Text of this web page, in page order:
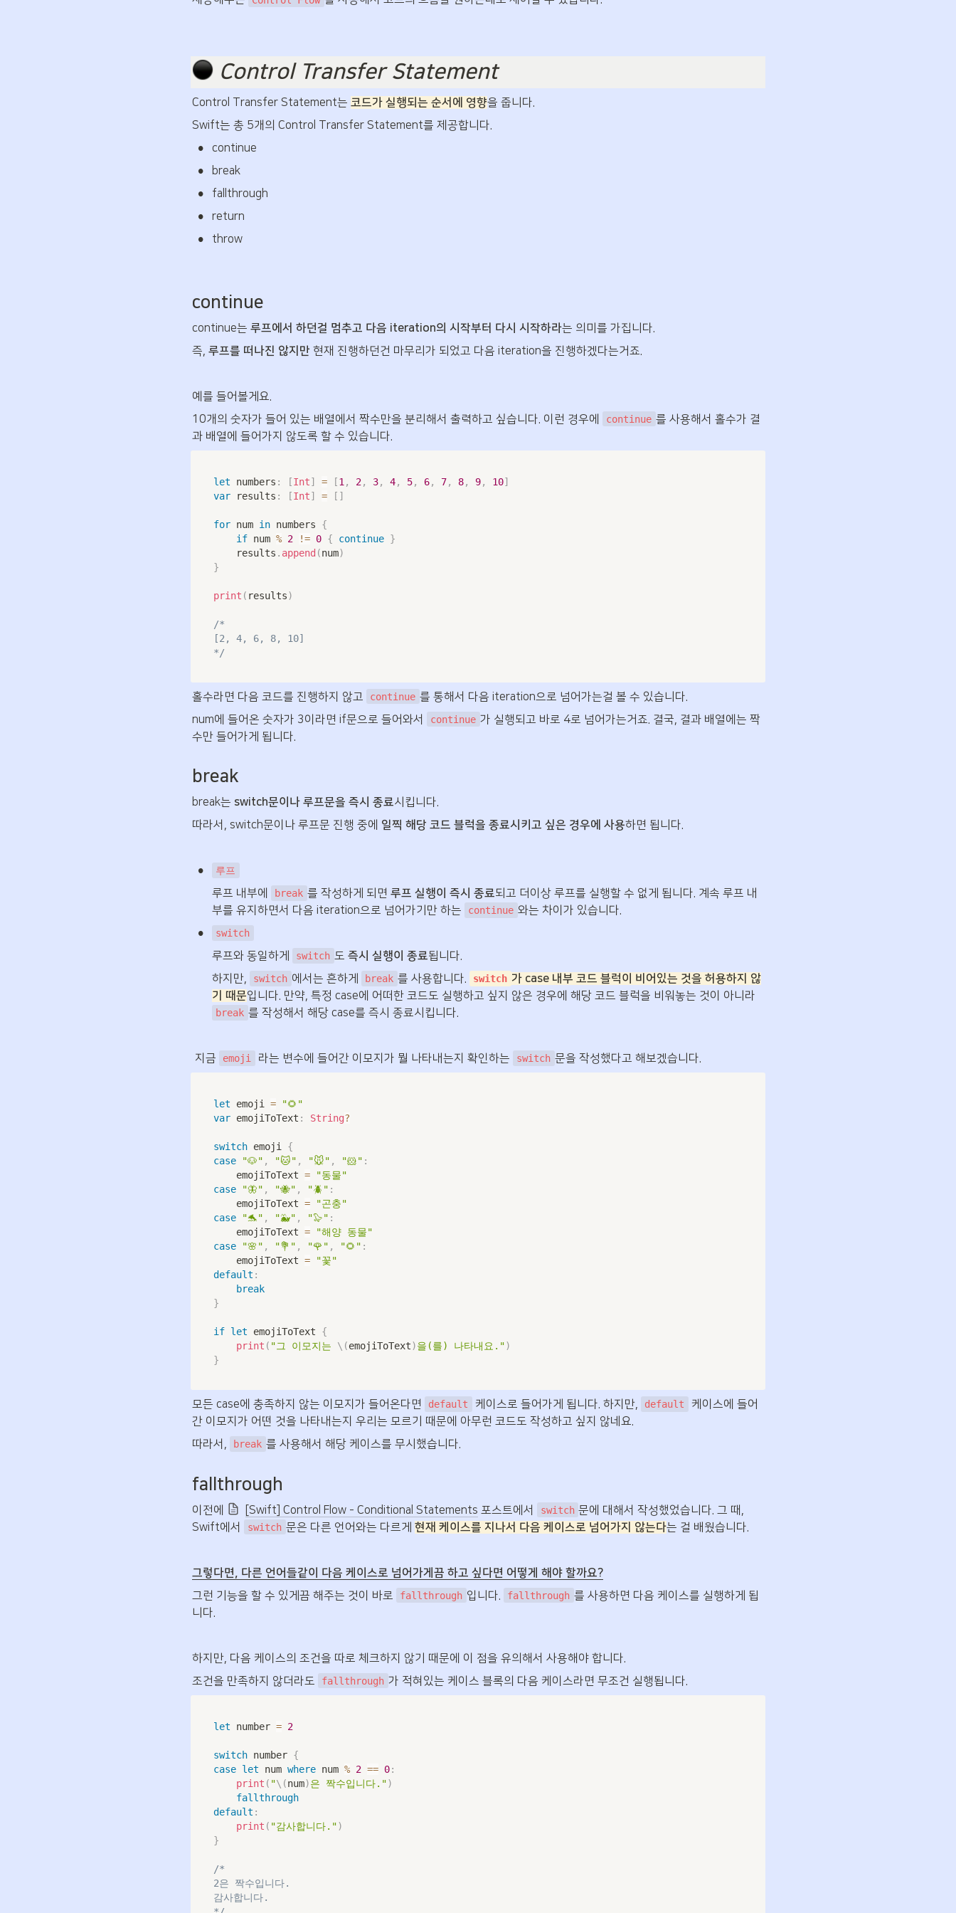
Control Transfer Statement
Control Transfer Statement는 코드가 실행되는 순서에 영향을 줍니다.
Swift는 총 5개의 Control Transfer Statement를 제공합니다.
• continue
• break
• fallthrough
• return
• throw
continue
continue는 루프에서 하던걸 멈추고 다음 iteration의 시작부터 다시 시작하라는 의미를 가집니다.
즉, 루프를 떠나진 않지만 현재 진행하던건 마무리가 되었고 다음 iteration을 진행하겠다는거죠.
예를 들어볼게요.
10개의 숫자가 들어 있는 배열에서 짝수만을 분리해서 출력하고 싶습니다. 이런 경우에
continue 를 사용해서 홀수가 결
과 배열에 들어가지 않도록 할 수 있습니다.
let numbers : [Int] = [1 , 2, 3, 4, 5, 6, 7, 8, 9, 10]
var results : [Int] = [ ]
for num in numbers {
if num % 2 != 0 { continue }
    results
. append (num)
}
print ( results)
/*
[2, 4, 6, 8, 10]
*/
홀수라면 다음 코드를 진행하지 않고 continue 를 통해서 다음 iteration으로 넘어가는걸 볼 수 있습니다.
num에 들어온 숫자가 3이라면 if문으로 들어와서
continue 가 실행되고 바로 4로 넘어가는거죠. 결국, 결과 배열에는 짝
수만 들어가게 됩니다.
break
break는 switch문이나 루프문을 즉시 종료시킵니다.
따라서, switch문이나 루프문 진행 중에 일찍 해당 코드 블럭을 종료시키고 싶은 경우에 사용하면 됩니다.
• 루프
루프 내부에 break 를 작성하게 되면 루프 실행이 즉시 종료되고 더이상 루프를 실행할 수 없게 됩니다. 계속 루프 내
부를 유지하면서 다음 iteration으로 넘어가기만 하는
continue 와는 차이가 있습니다.
• switch
루프와 동일하게 switch 도 즉시 실행이 종료됩니다.
하지만,
switch 에서는 흔하게 break 를 사용합니다. switch 가 case 내부 코드 블럭이 비어있는 것을 허용하지 않
기 때문
break 를 작성해서 해당 case를 즉시 종료시킵니다.
지금 emoji 라는 변수에 들어간 이모지가 뭘 나타내는지 확인하는 switch 문을 작성했다고 해보겠습니다.
let emoji =
"🌻"
var emojiToText : String?
switch emoji {
case
"🐶" , "🐱" , "🐭" , "🐹" :
    emojiToText
=
"동물"
case
"🦋" , "🐝" , "🪲" :
    emojiToText
=
"곤충"
case
"🐬" , "🐳" , "🦭" :
    emojiToText
=
"해양 동물"
case
"🌸" , "💐" , "🌹" , "🌻" :
    emojiToText
=
"꽃"
default :
break
}
if let emojiToText {
print ( "그 이모지는 \(emojiToText)을(를) 나타내요.")
}
모든 case에 충족하지 않는 이모지가 들어온다면 default 케이스로 들어가게 됩니다. 하지만, default
케이스에 들어
간 이모지가 어떤 것을 나타내는지 우리는 모르기 때문에 아무런 코드도 작성하고 싶지 않네요.
따라서,
break 를 사용해서 해당 케이스를 무시했습니다.
fallthrough
이전에 [Swift] Control Flow - Conditional Statements 포스트에서 switch 문에 대해서 작성했었습니다. 그 때,
Swift에서
switch 문은 다른 언어와는 다르게 현재 케이스를 지나서 다음 케이스로 넘어가지 않는다는 걸 배웠습니다.
그렇다면, 다른 언어들같이 다음 케이스로 넘어가게끔 하고 싶다면 어떻게 해야 할까요?
그런 기능을 할 수 있게끔 해주는 것이 바로
fallthrough 입니다. fallthrough 를 사용하면 다음 케이스를 실행하게 됩
니다.
하지만, 다음 케이스의 조건을 따로 체크하지 않기 때문에 이 점을 유의해서 사용해야 합니다.
조건을 만족하지 않더라도
fallthrough 가 적혀있는 케이스 블록의 다음 케이스라면 무조건 실행됩니다.
let number = 2
switch number {
case let num where num % 2 == 0:
print ( "\(num)은 짝수입니다.")
fallthrough
default :
print ( "감사합니다.")
}
/*
2은 짝수입니다.
감사합니다.